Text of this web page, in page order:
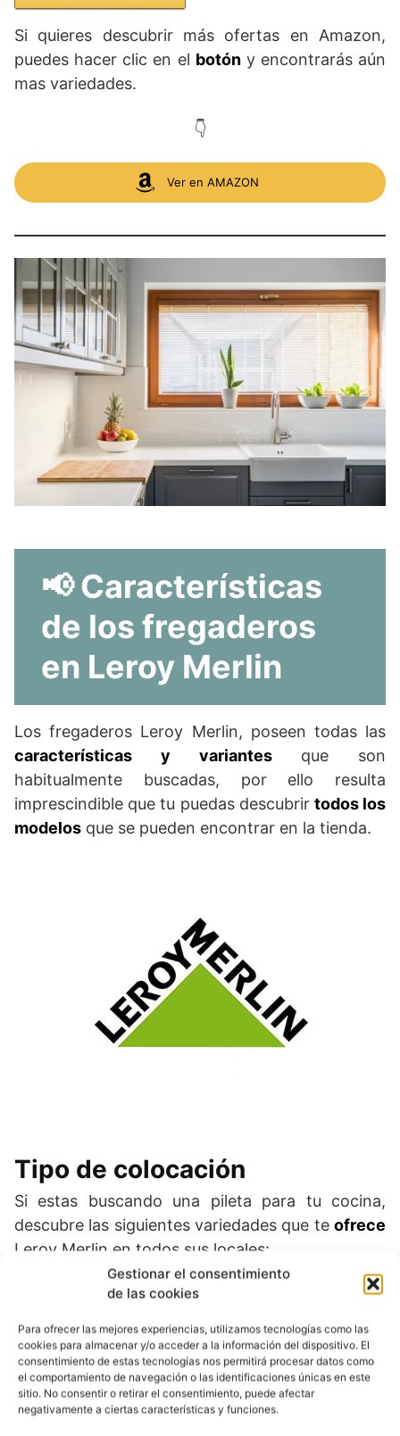
Gestionar el consentimiento
de las cookies
Para ofrecer las mejores experiencias, utilizamos tecnologías como las
cookies para almacenar y/o acceder a la información del dispositivo. El
consentimiento de estas tecnologías nos permitirá procesar datos como
el comportamiento de navegación o las identificaciones únicas en este
sitio. No consentir o retirar el consentimiento, puede afectar
negativamente a ciertas características y funciones.
Si quieres descubrir más ofertas en Amazon,
puedes hacer clic en el botóny encontrarás aún
mas variedades.
👇
Ver en AMAZON
📢 Características
de los fregaderos
en Leroy Merlin
Los fregaderos Leroy Merlin, poseen todas las
características y variantesque son
habitualmente buscadas, por ello resulta
imprescindible que tu puedas descubrir todos los
modelos que se pueden encontrar en la tienda.
Tipo de colocación
Si estas buscando una pileta para tu cocina,
descubre las siguientes variedades que te ofrece
Leroy Merlin en todos sus locales:
Encastrado.
Bajo encimera.
Enrasado.
De sobreponer.